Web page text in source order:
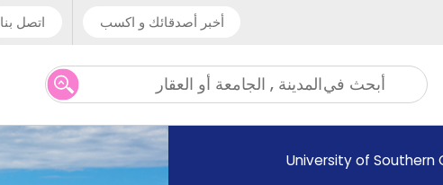
أخبر أصدقائك و اكسب اتصل بنا
أبحث فيالمدينة , الجامعة أو العقار
University of Southern